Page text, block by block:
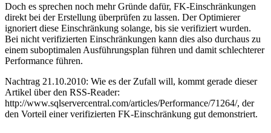
Doch es sprechen noch mehr Gründe dafür, FK-Einschränkungen
direkt bei der Erstellung überprüfen zu lassen. Der Optimierer
ignoriert diese Einschränkung solange, bis sie verifiziert wurden.
Bei nicht verifizierten Einschränkungen kann dies also durchaus zu
einem suboptimalen Ausführungsplan führen und damit schlechterer
Performance führen.
Nachtrag 21.10.2010: Wie es der Zufall will, kommt gerade dieser
Artikel über den RSS-Reader:
http://www.sqlservercentral.com/articles/Performance/71264/, der
den Vorteil einer verifizierten FK-Einschränkung gut demonstriert.